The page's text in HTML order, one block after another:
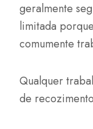
geralmente
limitada
comumente
Qualquer
de